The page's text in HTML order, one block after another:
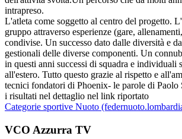
intrapreso.
L'atleta come soggetto al centro del progetto.
gruppo attraverso esperienze (gare,
condivise. Un successo dato dalle diversità e
gestionali delle diverse componenti. Un
in questi anni successi di squadra e individuali
all'estero. Tutto questo grazie al rispetto e
tecnici fondatori di Phoenix- le parole di Paolo
i risultati nel dettaglio nel link riportato
Categorie sportive Nuoto
VCO Azzurra TV